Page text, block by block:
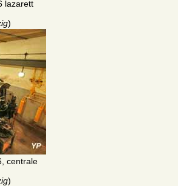
lazarett
)
centrale
)